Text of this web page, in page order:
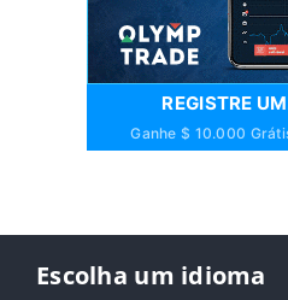
REGISTRE
Ganhe $ 10.000
Escolha um idioma